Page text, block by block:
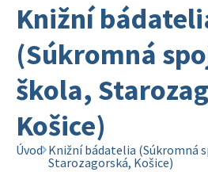
Knižní
(Súkromná
škola,
Košice)
Úvod Knižní bádatelia (Súkromná
Starozagorská, Košice)